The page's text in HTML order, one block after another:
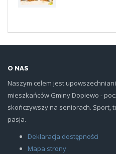
O NAS
Naszym celem jest
mieszkańców Gminy Dopiewo -
skończywszy na seniorach. Sport,
pasja.
Deklaracja dostępności
Mapa strony